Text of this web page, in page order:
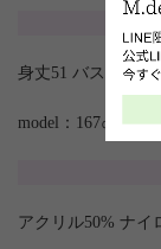
身丈51 バスト92
model：167㎝
アクリル50% ナイ